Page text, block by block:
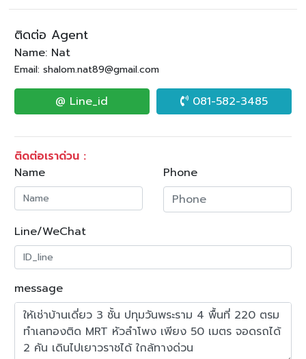
ติดต่อ Agent
Name: Nat
Email: shalom.nat89@gmail.com
@ Line_id 081-582-3485
ติดต่อเราด่วน :
Name
Phone
Line/WeChat
message